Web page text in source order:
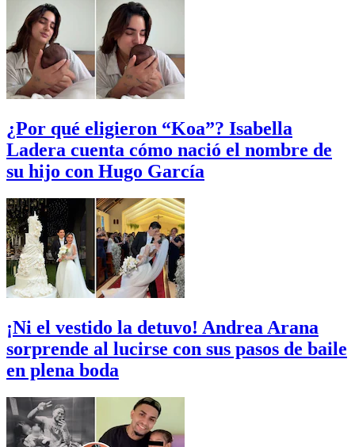
¿Por qué eligieron “Koa”? Isabella
Ladera cuenta cómo nació el nombre de
su hijo con Hugo García
¡Ni el vestido la detuvo! Andrea Arana
sorprende al lucirse con sus pasos de baile
en plena boda